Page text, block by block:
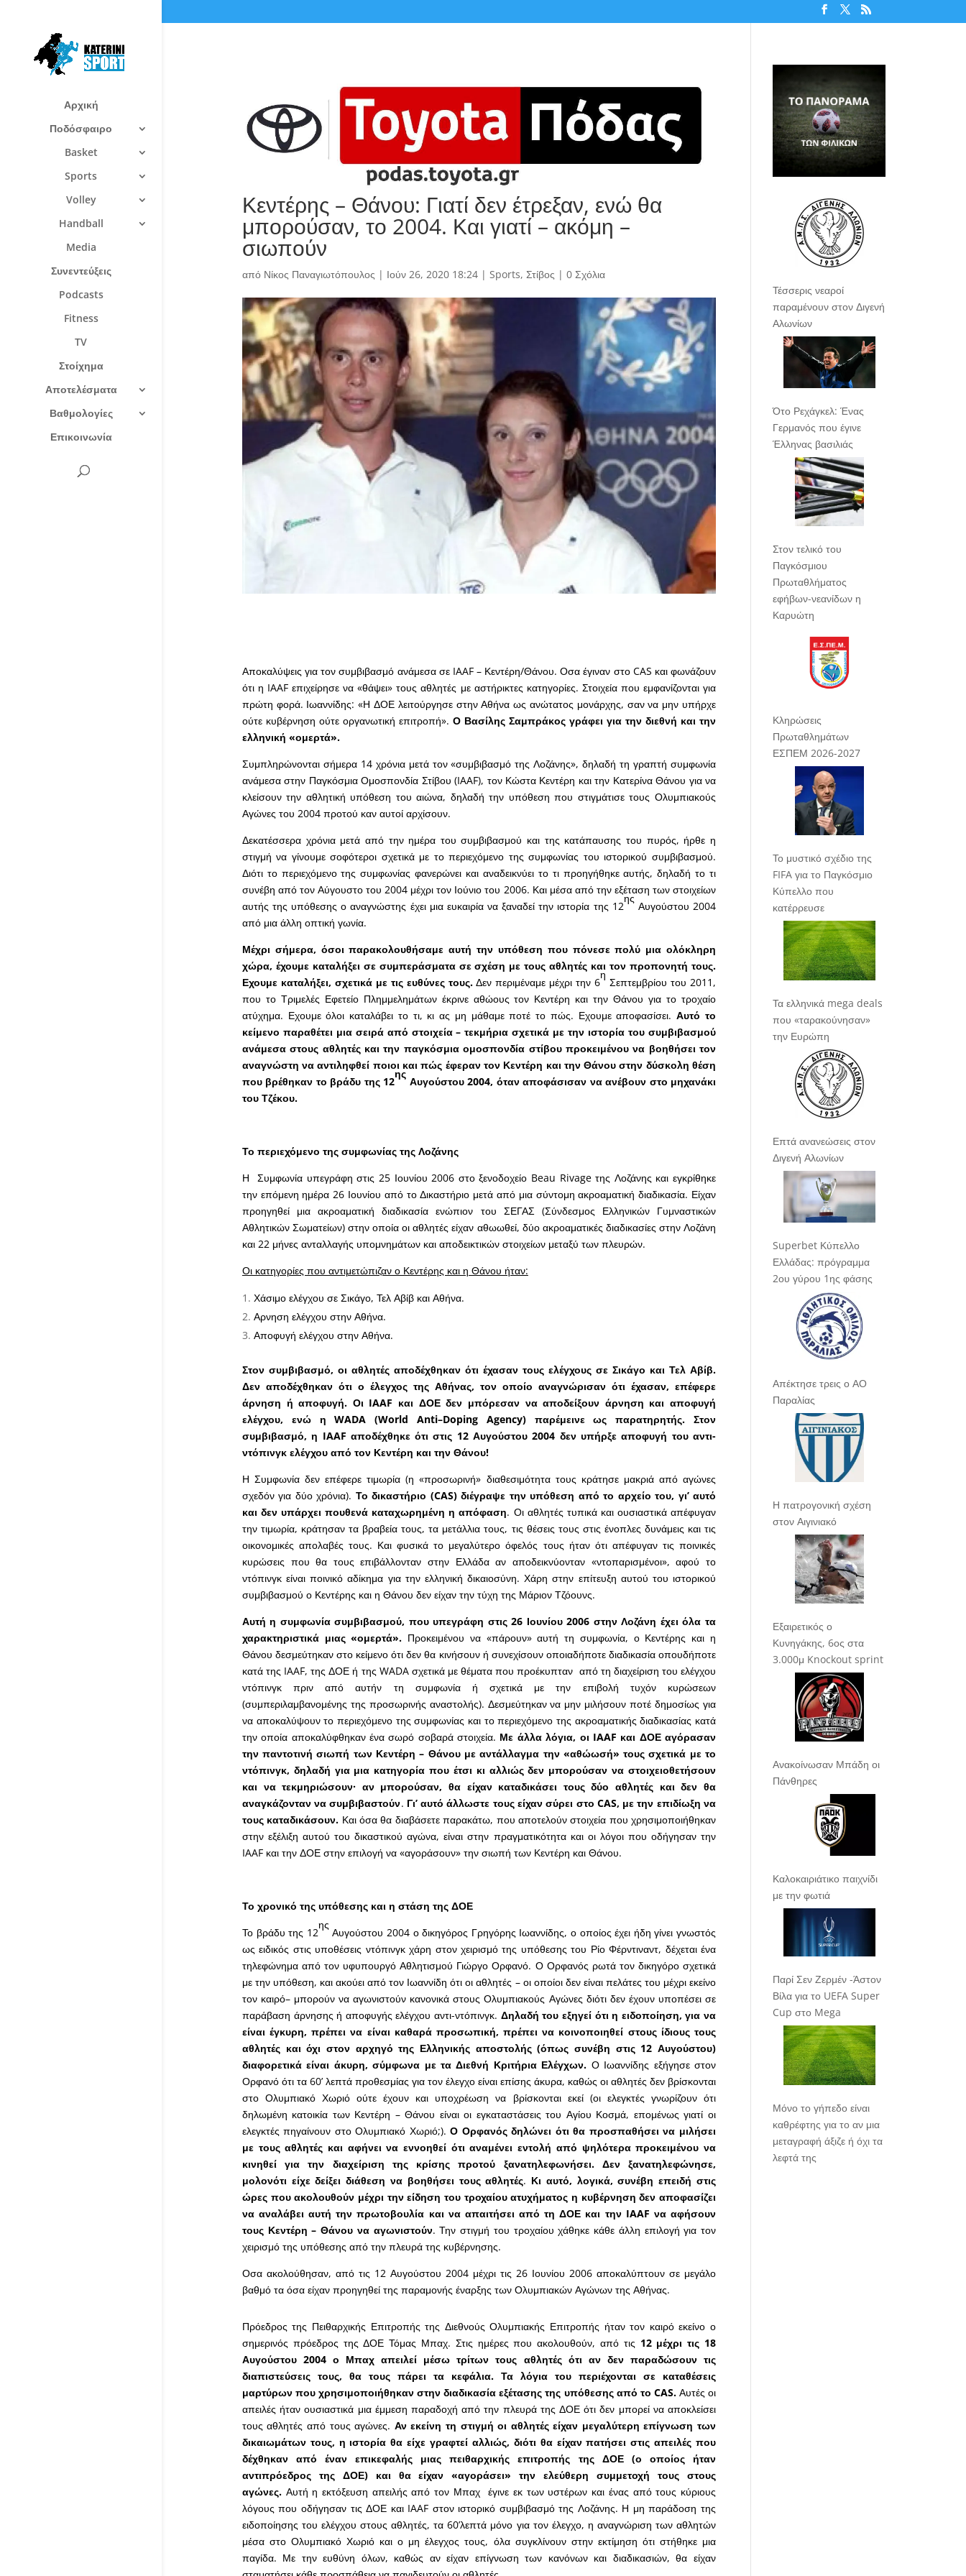
Αρχική
Ποδόσφαιρο
Basket
Sports
Volley
Handball
Media
Συνεντεύξεις
Podcasts
Fitness
TV
Στοίχημα
Αποτελέσματα
Βαθμολογίες
Επικοινωνία
Κεντέρης – Θάνου: Γιατί δεν έτρεξαν, ενώ θα
μπορούσαν, το 2004. Και γιατί – ακόμη –
σιωπούν
από Νίκος Παναγιωτόπουλος | Ιούν 26, 2020 18:24| Sports, Στίβος | 0 Σχόλια
Αποκαλύψεις για τον συμβιβασμό ανάμεσα σε IAAF – Κεντέρη/Θάνου. Οσα έγιναν στο CAS και φωνάζουν
ότι η IAAF επιχείρησε να «θάψει» τους αθλητές με αστήρικτες κατηγορίες. Στοιχεία που εμφανίζονται για
πρώτη φορά. Ιωαννίδης: «Η ΔΟΕ λειτούργησε στην Αθήνα ως ανώτατος μονάρχης, σαν να μην υπήρχε
ούτε κυβέρνηση ούτε οργανωτική επιτροπή». Ο Βασίλης Σαμπράκος γράφει για την διεθνή και την
ελληνική «ομερτά».
Συμπληρώνονται σήμερα 14 χρόνια μετά τον «συμβιβασμό της Λοζάνης», δηλαδή τη γραπτή συμφωνία
ανάμεσα στην Παγκόσμια Ομοσπονδία Στίβου (IAAF), τον Κώστα Κεντέρη και την Κατερίνα Θάνου για να
κλείσουν την αθλητική υπόθεση του αιώνα, δηλαδή την υπόθεση που στιγμάτισε τους Ολυμπιακούς
Αγώνες του 2004 προτού καν αυτοί αρχίσουν.
Δεκατέσσερα χρόνια μετά από την ημέρα του συμβιβασμού και της κατάπαυσης του πυρός, ήρθε η
στιγμή να γίνουμε σοφότεροι σχετικά με το περιεχόμενο της συμφωνίας του ιστορικού συμβιβασμού.
Διότι το περιεχόμενο της συμφωνίας φανερώνει και αναδεικνύει το τι προηγήθηκε αυτής, δηλαδή το τι
συνέβη από τον Αύγουστο του 2004 μέχρι τον Ιούνιο του 2006. Και μέσα από την εξέταση των στοιχείων
αυτής της υπόθεσης ο αναγνώστης έχει μια ευκαιρία να ξαναδεί την ιστορία της 12
ης
Αυγούστου 2004
από μια άλλη οπτική γωνία.
Μέχρι σήμερα, όσοι παρακολουθήσαμε αυτή την υπόθεση που πόνεσε πολύ μια ολόκληρη
χώρα, έχουμε καταλήξει σε συμπεράσματα σε σχέση με τους αθλητές και τον προπονητή τους.
Εχουμε καταλήξει, σχετικά με τις ευθύνες τους.Δεν περιμέναμε μέχρι την 6
η
Σεπτεμβρίου του 2011,
που το Τριμελές Εφετείο Πλημμελημάτων έκρινε αθώους τον Κεντέρη και την Θάνου για το τροχαίο
ατύχημα. Εχουμε όλοι καταλάβει το τι, κι ας μη μάθαμε ποτέ το πώς. Εχουμε αποφασίσει.Αυτό το
κείμενο παραθέτει μια σειρά από στοιχεία – τεκμήρια σχετικά με την ιστορία του συμβιβασμού
ανάμεσα στους αθλητές και την παγκόσμια ομοσπονδία στίβου προκειμένου να βοηθήσει τον
αναγνώστη να αντιληφθεί ποιοι και πώς έφεραν τον Κεντέρη και την Θάνου στην δύσκολη θέση
που βρέθηκαν το βράδυ της 12
ης
Αυγούστου 2004, όταν αποφάσισαν να ανέβουν στο μηχανάκι
του Τζέκου.
Το περιεχόμενο της συμφωνίας της Λοζάνης
Η Συμφωνία υπεγράφη στις 25 Ιουνίου 2006 στο ξενοδοχείο Beau Rivage της Λοζάνης και εγκρίθηκε
την επόμενη ημέρα 26 Ιουνίου από το Δικαστήριο μετά από μια σύντομη ακροαματική διαδικασία. Είχαν
προηγηθεί μια ακροαματική διαδικασία ενώπιον του ΣΕΓΑΣ (Σύνδεσμος Ελληνικών Γυμναστικών
Αθλητικών Σωματείων) στην οποία οι αθλητές είχαν αθωωθεί, δύο ακροαματικές διαδικασίες στην Λοζάνη
και 22 μήνες ανταλλαγής υπομνημάτων και αποδεικτικών στοιχείων μεταξύ των πλευρών.
Οι κατηγορίες που αντιμετώπιζαν ο Κεντέρης και η Θάνου ήταν:
Χάσιμο ελέγχου σε Σικάγο, Τελ Αβίβ και Αθήνα.
Αρνηση ελέγχου στην Αθήνα.
Αποφυγή ελέγχου στην Αθήνα.
Στον συμβιβασμό, οι αθλητές αποδέχθηκαν ότι έχασαν τους ελέγχους σε Σικάγο και Τελ Αβίβ.
Δεν αποδέχθηκαν ότι ο έλεγχος της Αθήνας, τον οποίο αναγνώρισαν ότι έχασαν, επέφερε
άρνηση ή αποφυγή. Οι IAAF και ΔΟΕ δεν μπόρεσαν να αποδείξουν άρνηση και αποφυγή
ελέγχου, ενώ ηWADA (World Anti–Doping Agency) παρέμεινε ως παρατηρητής. Στον
συμβιβασμό, η IAAF αποδέχθηκε ότι στις 12 Αυγούστου 2004 δεν υπήρξε αποφυγή του αντι-
ντόπινγκ ελέγχου από τον Κεντέρη και την Θάνου!
Η Συμφωνία δεν επέφερε τιμωρία (η «προσωρινή» διαθεσιμότητα τους κράτησε μακριά από αγώνες
σχεδόν για δύο χρόνια). Το δικαστήριο (CAS) διέγραψε την υπόθεση από το αρχείο του, γι’ αυτό
και δεν υπάρχει πουθενά καταχωρημένη η απόφαση. Οι αθλητές τυπικά και ουσιαστικά απέφυγαν
την τιμωρία, κράτησαν τα βραβεία τους, τα μετάλλια τους, τις θέσεις τους στις ένοπλες δυνάμεις και τις
οικονομικές απολαβές τους. Και φυσικά το μεγαλύτερο όφελός τους ήταν ότι απέφυγαν τις ποινικές
κυρώσεις που θα τους επιβάλλονταν στην Ελλάδα αν αποδεικνύονταν «ντοπαρισμένοι», αφού το
ντόπινγκ είναι ποινικό αδίκημα για την ελληνική δικαιοσύνη. Χάρη στην επίτευξη αυτού του ιστορικού
συμβιβασμού ο Κεντέρης και η Θάνου δεν είχαν την τύχη της Μάριον Τζόουνς.
Αυτή η συμφωνία συμβιβασμού, που υπεγράφη στις 26 Ιουνίου 2006 στην Λοζάνη έχει όλα τα
χαρακτηριστικά μιας «ομερτά». Προκειμένου να «πάρουν» αυτή τη συμφωνία, ο Κεντέρης και η
Θάνου δεσμεύτηκαν στο κείμενο ότι δεν θα κινήσουν ή συνεχίσουν οποιαδήποτε διαδικασία οπουδήποτε
κατά της IAAF, της ΔΟΕ ή της WADA σχετικά με θέματα που προέκυπταν από τη διαχείριση του ελέγχου
ντόπινγκ πριν από αυτήν τη συμφωνία ή σχετικά με την επιβολή τυχόν κυρώσεων
(συμπεριλαμβανομένης της προσωρινής αναστολής). Δεσμεύτηκαν να μην μιλήσουν ποτέ δημοσίως για
να αποκαλύψουν το περιεχόμενο της συμφωνίας και το περιεχόμενο της ακροαματικής διαδικασίας κατά
την οποία αποκαλύφθηκαν ένα σωρό σοβαρά στοιχεία. Με άλλα λόγια, οι IAAF και ΔΟΕ αγόρασαν
την παντοτινή σιωπή των Κεντέρη – Θάνου με αντάλλαγμα την «αθώωσή» τους σχετικά με το
ντόπινγκ, δηλαδή για μια κατηγορία που έτσι κι αλλιώς δεν μπορούσαν να στοιχειοθετήσουν
και να τεκμηριώσουν· αν μπορούσαν, θα είχαν καταδικάσει τους δύο αθλητές και δεν θα
αναγκάζονταν να συμβιβαστούν. Γι’ αυτό άλλωστε τους είχαν σύρει στο CAS, με την επιδίωξη να
τους καταδικάσουν. Και όσα θα διαβάσετε παρακάτω, που αποτελούν στοιχεία που χρησιμοποιήθηκαν
στην εξέλιξη αυτού του δικαστικού αγώνα, είναι στην πραγματικότητα και οι λόγοι που οδήγησαν την
IAAF και την ΔΟΕ στην επιλογή να «αγοράσουν» την σιωπή των Κεντέρη και Θάνου.
Το χρονικό της υπόθεσης και η στάση της ΔΟΕ
Το βράδυ της 12
ης
Αυγούστου 2004 ο δικηγόρος Γρηγόρης Ιωαννίδης, ο οποίος έχει ήδη γίνει γνωστός
ως ειδικός στις υποθέσεις ντόπινγκ χάρη στον χειρισμό της υπόθεσης του Ρίο Φέρντιναντ, δέχεται ένα
τηλεφώνημα από τον υφυπουργό Αθλητισμού Γιώργο Ορφανό. Ο Ορφανός ρωτά τον δικηγόρο σχετικά
με την υπόθεση, και ακούει από τον Ιωαννίδη ότι οι αθλητές – οι οποίοι δεν είναι πελάτες του μέχρι εκείνο
τον καιρό– μπορούν να αγωνιστούν κανονικά στους Ολυμπιακούς Αγώνες διότι δεν έχουν υποπέσει σε
παράβαση άρνησης ή αποφυγής ελέγχου αντι-ντόπινγκ. Δηλαδή του εξηγεί ότι η ειδοποίηση, για να
είναι έγκυρη, πρέπει να είναι καθαρά προσωπική, πρέπει να κοινοποιηθεί στους ίδιους τους
αθλητές και όχι στον αρχηγό της Ελληνικής αποστολής (όπως συνέβη στις 12 Αυγούστου)
διαφορετικά είναι άκυρη, σύμφωνα με τα Διεθνή Κριτήρια Ελέγχων. Ο Ιωαννίδης εξήγησε στον
Ορφανό ότι τα 60’ λεπτά προθεσμίας για τον έλεγχο είναι επίσης άκυρα, καθώς οι αθλητές δεν βρίσκονται
στο Ολυμπιακό Χωριό ούτε έχουν και υποχρέωση να βρίσκονται εκεί (οι ελεγκτές γνωρίζουν ότι
δηλωμένη κατοικία των Κεντέρη – Θάνου είναι οι εγκαταστάσεις του Αγίου Κοσμά, επομένως γιατί οι
ελεγκτές πηγαίνουν στο Ολυμπιακό Χωριό;).Ο Ορφανός δηλώνει ότι θα προσπαθήσει να μιλήσει
με τους αθλητές και αφήνει να εννοηθεί ότι αναμένει εντολή από ψηλότερα προκειμένου να
κινηθεί για την διαχείριση της κρίσης προτού ξανατηλεφωνήσει. Δεν ξανατηλεφώνησε,
μολονότι είχε δείξει διάθεση να βοηθήσει τους αθλητές. Κι αυτό, λογικά, συνέβη επειδή στις
ώρες που ακολουθούν μέχρι την είδηση του τροχαίου ατυχήματος η κυβέρνηση δεν αποφασίζει
να αναλάβει αυτή την πρωτοβουλία και να απαιτήσει από τη ΔΟΕ και την IAAF να αφήσουν
τους Κεντέρη – Θάνου να αγωνιστούν. Την στιγμή του τροχαίου χάθηκε κάθε άλλη επιλογή για τον
χειρισμό της υπόθεσης από την πλευρά της κυβέρνησης.
Οσα ακολούθησαν, από τις 12 Αυγούστου 2004 μέχρι τις 26 Ιουνίου 2006 αποκαλύπτουν σε μεγάλο
βαθμό τα όσα είχαν προηγηθεί της παραμονής έναρξης των Ολυμπιακών Αγώνων της Αθήνας.
Πρόεδρος της Πειθαρχικής Επιτροπής της Διεθνούς Ολυμπιακής Επιτροπής ήταν τον καιρό εκείνο ο
σημερινός πρόεδρος της ΔΟΕ Τόμας Μπαχ. Στις ημέρες που ακολουθούν, από τις 12 μέχρι τις 18
Αυγούστου 2004 ο Μπαχ απειλεί μέσω τρίτων τους αθλητές ότι αν δεν παραδώσουν τις
διαπιστεύσεις τους, θα τους πάρει τα κεφάλια. Τα λόγια του περιέχονται σε καταθέσεις
μαρτύρων που χρησιμοποιήθηκαν στην διαδικασία εξέτασης της υπόθεσης από το CAS. Αυτές οι
απειλές ήταν ουσιαστικά μια έμμεση παραδοχή από την πλευρά της ΔΟΕ ότι δεν μπορεί να αποκλείσει
τους αθλητές από τους αγώνες. Αν εκείνη τη στιγμή οι αθλητές είχαν μεγαλύτερη επίγνωση των
δικαιωμάτων τους, η ιστορία θα είχε γραφτεί αλλιώς, διότι θα είχαν πατήσει στις απειλές που
δέχθηκαν από έναν επικεφαλής μιας πειθαρχικής επιτροπής της ΔΟΕ (ο οποίος ήταν
αντιπρόεδρος της ΔΟΕ) και θα είχαν «αγοράσει» την ελεύθερη συμμετοχή τους στους
αγώνες. Αυτή η εκτόξευση απειλής από τον Μπαχ έγινε εκ των υστέρων και ένας από τους κύριους
λόγους που οδήγησαν τις ΔΟΕ και IAAF στον ιστορικό συμβιβασμό της Λοζάνης. Η μη παράδοση της
ειδοποίησης του ελέγχου στους αθλητές, τα 60’λεπτά μόνο για τον έλεγχο, η αναγνώριση των αθλητών
μέσα στο Ολυμπιακό Χωριό και ο μη έλεγχος τους, όλα συγκλίνουν στην εκτίμηση ότι στήθηκε μια
παγίδα. Με την ευθύνη όλων, καθώς αν είχαν επίγνωση των κανόνων και διαδικασιών, θα είχαν
Τέσσερις νεαροί
παραμένουν στον Διγενή
Αλωνίων
Ότο Ρεχάγκελ: Ένας
Γερμανός που έγινε
Έλληνας βασιλιάς
Στον τελικό του
Παγκόσμιου
Πρωταθλήματος
εφήβων-νεανίδων η
Καρυώτη
Κληρώσεις
Πρωταθλημάτων
ΕΣΠΕΜ 2026-2027
Το μυστικό σχέδιο της
FIFA για το Παγκόσμιο
Κύπελλο που
κατέρρευσε
Τα ελληνικά mega deals
που «ταρακούνησαν»
την Ευρώπη
Επτά ανανεώσεις στον
Διγενή Αλωνίων
Superbet Κύπελλο
Ελλάδας: πρόγραμμα
2ου γύρου 1ης φάσης
Απέκτησε τρεις ο ΑΟ
Παραλίας
Η πατρογονική σχέση
στον Αιγινιακό
Εξαιρετικός ο
Κυνηγάκης, 6ος στα
3.000μ Knockout sprint
Ανακοίνωσαν Μπάδη οι
Πάνθηρες
Καλοκαιριάτικο παιχνίδι
με την φωτιά
Παρί Σεν Ζερμέν -Άστον
Βίλα για το UEFA Super
Cup στο Mega
Μόνο το γήπεδο είναι
καθρέφτης για το αν μια
μεταγραφή άξιζε ή όχι τα
λεφτά της